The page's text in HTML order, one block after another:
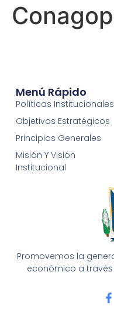
Promovemos la
económico a
Menú Rápido
Políticas Institucionales
Objetivos Estratégicos
Principios Generales
Misión Y Visión
Institucional